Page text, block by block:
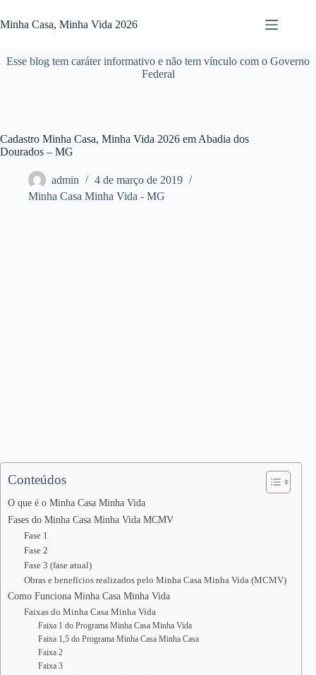
para
o
Minha Casa, Minha Vida 2026
Esse blog tem caráter informativo e não tem vínculo com o Governo
Federal
Cadastro Minha Casa, Minha Vida 2026 em Abadia dos
Dourados – MG
admin
4 de março de 2019
Minha Casa Minha Vida - MG
Conteúdos
O que é o Minha Casa Minha Vida
Fases do Minha Casa Minha Vida MCMV
Fase 1
Fase 2
Fase 3 (fase atual)
Obras e benefícios realizados pelo Minha Casa Minha Vida (MCMV)
Como Funciona Minha Casa Minha Vida
Faixas do Minha Casa Minha Vida
Faixa 1 do Programa Minha Casa Minha Vida
Faixa 1,5 do Programa Minha Casa Minha Casa
Faixa 2
Faixa 3